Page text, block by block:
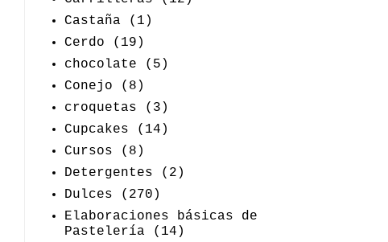
Castaña
(1)
Cerdo
(19)
chocolate
(5)
Conejo
(8)
croquetas
(3)
Cupcakes
(14)
Cursos
(8)
Detergentes
(2)
Dulces
(270)
Elaboraciones básicas de
Pastelería
(14)